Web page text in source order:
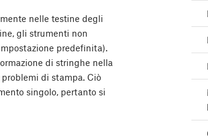
nelle testine degli
gli strumenti non
predefinita).
di stringhe nella
di stampa. Ciò
singolo, pertanto si